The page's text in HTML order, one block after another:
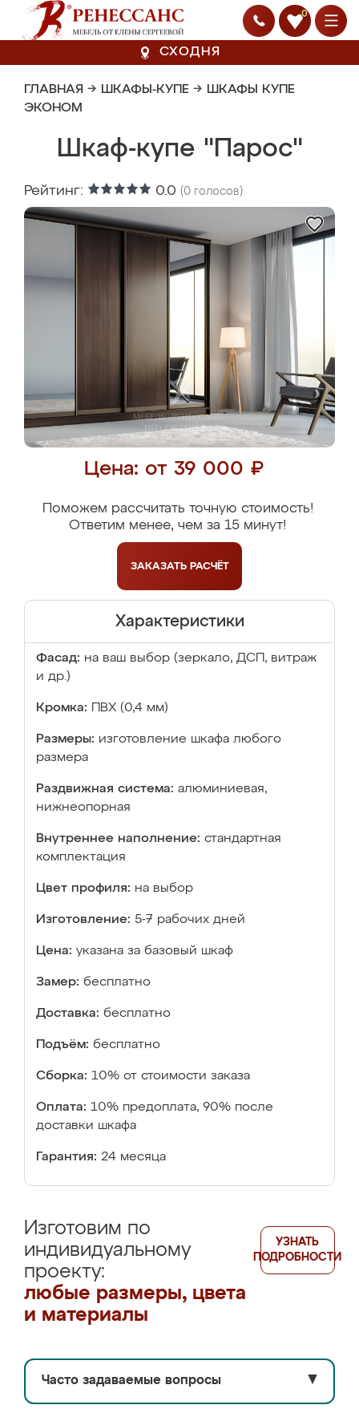
0
СХОДНЯ
ГЛАВНАЯ → ШКАФЫ-КУПЕ → ШКАФЫ КУПЕ
ЭКОНОМ
Шкаф-купе "Парос"
Рейтинг: 0.0 (0 голосов)
Цена: от 39 000 ₽
Поможем рассчитать точную стоимость!
Ответим менее, чем за 15 минут!
ЗАКАЗАТЬ РАСЧЁТ
Характеристики
Фасад: на ваш выбор (зеркало, ДСП, витраж
и др.)
Кромка: ПВХ (0,4 мм)
Размеры: изготовление шкафа любого
размера
Раздвижная система: алюминиевая,
нижнеопорная
Внутреннее наполнение: стандартная
комплектация
Цвет профиля: на выбор
Изготовление: 5-7 рабочих дней
Цена: указана за базовый шкаф
Замер: бесплатно
Доставка: бесплатно
Подъём: бесплатно
Сборка: 10% от стоимости заказа
Оплата: 10% предоплата, 90% после
доставки шкафа
Гарантия: 24 месяца
Изготовим по
индивидуальному
проекту:
любые размеры, цвета
и материалы
УЗНАТЬ
ПОДРОБНОСТИ
Часто задаваемые вопросы ▼